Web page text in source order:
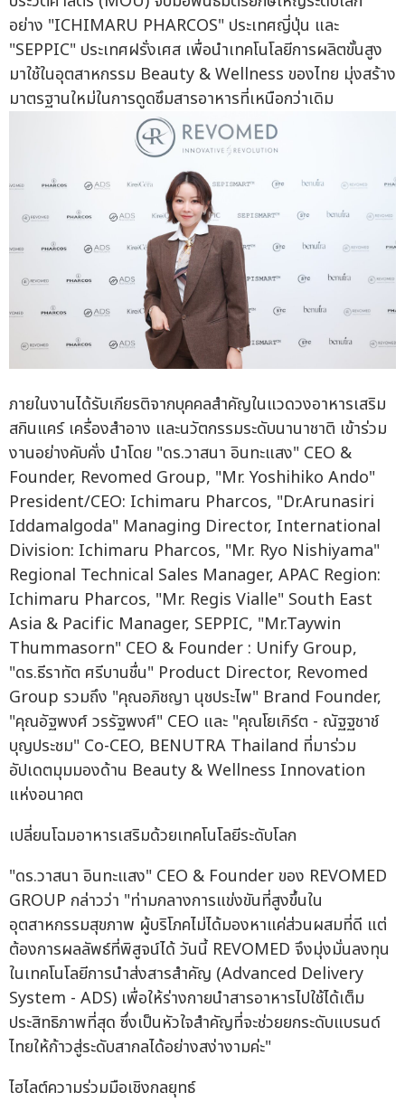
อย่าง "ICHIMARU PHARCOS" ประเทศญี่ปุ่น และ
"SEPPIC" ประเทศฝรั่งเศส เพื่อนำเทคโนโลยีการผลิตขั้นสูง
มาใช้ในอุตสาหกรรม Beauty & Wellness ของไทย มุ่งสร้าง
มาตรฐานใหม่ในการดูดซึมสารอาหารที่เหนือกว่าเดิม
ภายในงานได้รับเกียรติจากบุคคลสำคัญในแวดวงอาหารเสริม
สกินแคร์ เครื่องสำอาง และนวัตกรรมระดับนานาชาติ เข้าร่วม
งานอย่างคับคั่ง นำโดย "ดร.วาสนา อินทะแสง" CEO &
Founder, Revomed Group, "Mr. Yoshihiko Ando"
President/CEO: Ichimaru Pharcos, "Dr.Arunasiri
Iddamalgoda" Managing Director, International
Division: Ichimaru Pharcos, "Mr. Ryo Nishiyama"
Regional Technical Sales Manager, APAC Region:
Ichimaru Pharcos, "Mr. Regis Vialle" South East
Asia & Pacific Manager, SEPPIC, "Mr.Taywin
Thummasorn" CEO & Founder : Unify Group,
"ดร.ธีราทัต ศรีบานชื่น" Product Director, Revomed
Group รวมถึง "คุณอภิชญา นุชประไพ" Brand Founder,
"คุณอัฐพงศ์ วรรัฐพงศ์" CEO และ "คุณโยเกิร์ต - ณัฐฐชาช์
บุญประชม" Co-CEO, BENUTRA Thailand ที่มาร่วม
อัปเดตมุมมองด้าน Beauty & Wellness Innovation
แห่งอนาคต
เปลี่ยนโฉมอาหารเสริมด้วยเทคโนโลยีระดับโลก
"ดร.วาสนา อินทะแสง" CEO & Founder ของ REVOMED
GROUP กล่าวว่า "ท่ามกลางการแข่งขันที่สูงขึ้นใน
อุตสาหกรรมสุขภาพ ผู้บริโภคไม่ได้มองหาแค่ส่วนผสมที่ดี แต่
ต้องการผลลัพธ์ที่พิสูจน์ได้ วันนี้ REVOMED จึงมุ่งมั่นลงทุน
ในเทคโนโลยีการนำส่งสารสำคัญ (Advanced Delivery
System - ADS) เพื่อให้ร่างกายนำสารอาหารไปใช้ได้เต็ม
ประสิทธิภาพที่สุด ซึ่งเป็นหัวใจสำคัญที่จะช่วยยกระดับแบรนด์
ไทยให้ก้าวสู่ระดับสากลได้อย่างสง่างามค่ะ"
ไฮไลต์ความร่วมมือเชิงกลยุทธ์